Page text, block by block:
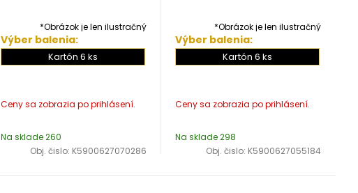
*Obrázok je len ilustračný
Výber balenia:
Kartón 6 ks
Na sklade 260
Obj. čislo: K5900627070286
*Obrázok je len ilustračný
Výber balenia:
Kartón 6 ks
Na sklade 298
Obj. čislo: K5900627055184